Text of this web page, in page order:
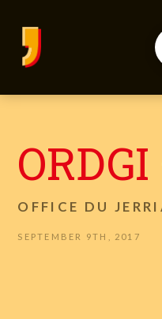
OFFICE DU
SEPTEMBER 9TH, 2017